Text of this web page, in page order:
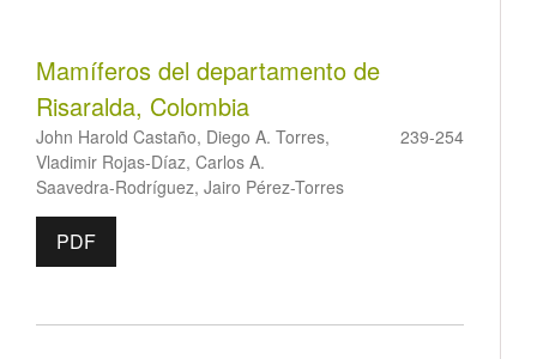
Mamíferos del departamento de
Risaralda, Colombia
John Harold Castaño, Diego A. Torres,
Vladimir Rojas-Díaz, Carlos A.
Saavedra-Rodríguez, Jairo Pérez-Torres
239-254
PDF